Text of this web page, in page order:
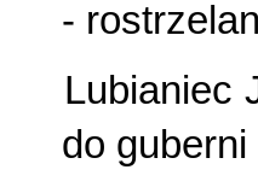
-
Lubianiec
do